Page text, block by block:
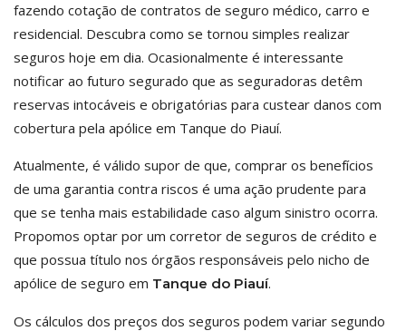
fazendo cotação de contratos de seguro médico, carro e
residencial. Descubra como se tornou simples realizar
seguros hoje em dia. Ocasionalmente é interessante
notificar ao futuro segurado que as seguradoras detêm
reservas intocáveis e obrigatórias para custear danos com
cobertura pela apólice em Tanque do Piauí.
Atualmente, é válido supor de que, comprar os benefícios
de uma garantia contra riscos é uma ação prudente para
que se tenha mais estabilidade caso algum sinistro ocorra.
Propomos optar por um corretor de seguros de crédito e
que possua título nos órgãos responsáveis pelo nicho de
apólice de seguro em Tanque do Piauí.
Os cálculos dos preços dos seguros podem variar segundo